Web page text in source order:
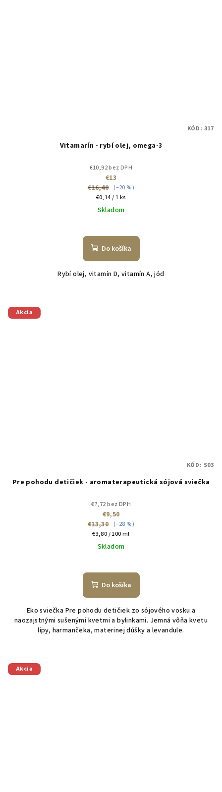
Vitamarín - rybí olej, omega-3
€10,92 bez DPH
€13
€16,40 (–20 %)
Jednotková
cena:
€0,14 / 1 ks
Skladom
Do košíka
Rybí olej, vitamín D, vitamín A, jód
KÓD: 317
Akcia
Pre pohodu detičiek - aromaterapeutická sójová sviečka
€7,72 bez DPH
€9,50
€13,30 (–28 %)
Jednotková
cena:
€3,80 / 100 ml
Skladom
Do košíka
Eko sviečka Pre pohodu detičiek zo sójového vosku a
naozajstnými sušenými kvetmi a bylinkami. Jemná vôňa kvetu
lipy, harmančeka, materinej dúšky a levandule.
KÓD: S03
Akcia